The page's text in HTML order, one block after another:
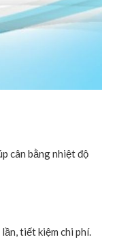
cân bằng nhiệt độ
tiết kiệm chi phí.